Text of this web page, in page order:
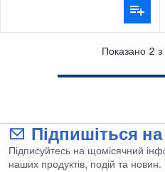
Показано 2 з
Підпишіться
Підписуйтесь на щомісячний
наших продуктів, подій та новин.